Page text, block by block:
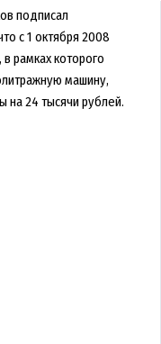
подписал
с 1 октября 2008
рамках которого
машину,
на 24 тысячи рублей.